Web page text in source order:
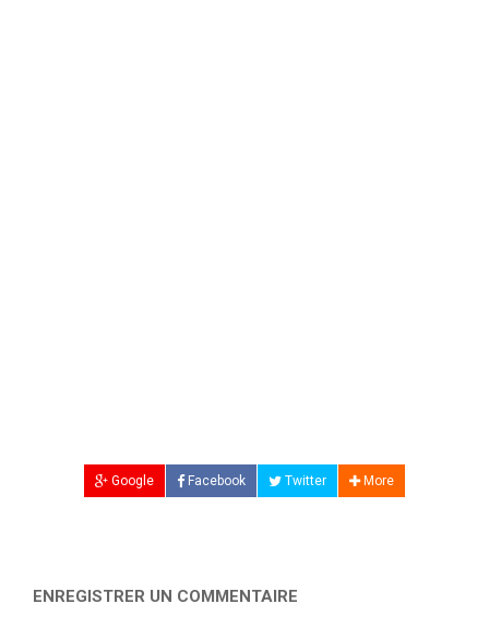
Google Facebook Twitter More
ENREGISTRER UN COMMENTAIRE